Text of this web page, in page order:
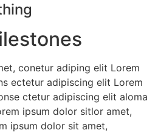
conetur adiping elit Lorem
ectetur adipiscing elit Lorem
ctetur adipiscing elit aloma
ipsum dolor sitlor amet,
ipsum dolor sit amet,